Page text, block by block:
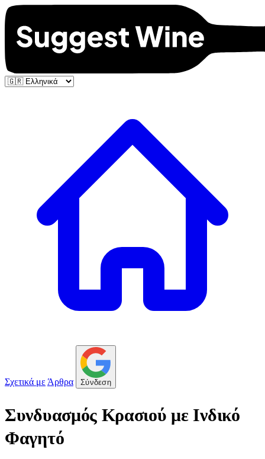
Σχετικά με Άρθρα Σύνδεση
Συνδυασμός Κρασιού με Ινδικό
Φαγητό